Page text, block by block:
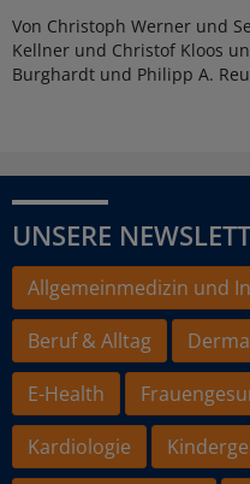
Von Christoph Werner und
Kellner und Christof Kloos
Burghardt und Philipp A.
UNSERE
Allgemeinmedizin und
Beruf & Alltag
E-Health
Kardiologie